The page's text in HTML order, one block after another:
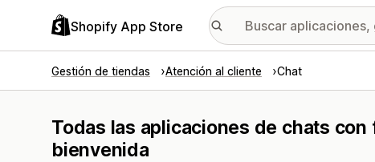
Shopify App Store
Gestión de tiendas Atención al cliente Chat
Todas las aplicaciones de chats
bienvenida